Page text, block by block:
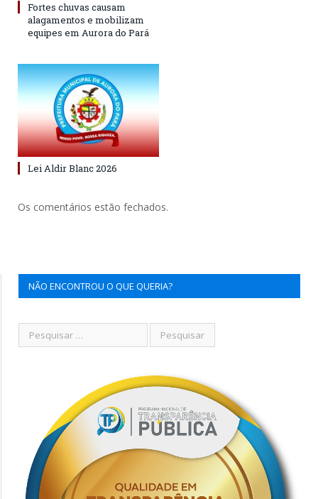
Fortes chuvas causam
alagamentos e mobilizam
equipes em Aurora do Pará
Lei Aldir Blanc 2026
Os comentários estão fechados.
NÃO ENCONTROU O QUE QUERIA?